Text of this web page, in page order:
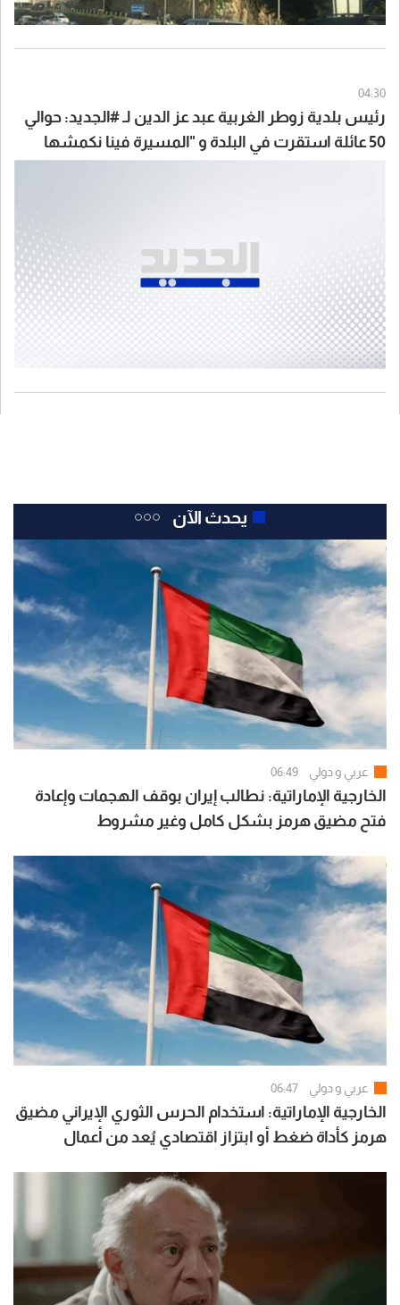
04:30
رئيس بلدية زوطر الغربية عبد عز الدين لـ #الجديد: حوالي
50 عائلة استقرت في البلدة و "المسيرة فينا نكمشها
يحدث الآن
عربي و دولي 06:49
الخارجية الإماراتية: نطالب إيران بوقف الهجمات وإعادة
فتح مضيق هرمز بشكل كامل وغير مشروط
عربي و دولي 06:47
الخارجية الإماراتية: استخدام الحرس الثوري الإيراني مضيق
هرمز كأداة ضغط أو ابتزاز اقتصادي يُعد من أعمال